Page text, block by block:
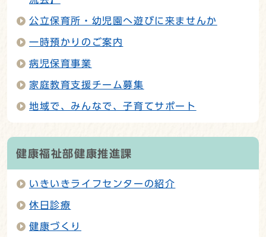
公立保育所・幼児園へ遊びに来ませんか
一時預かりのご案内
病児保育事業
家庭教育支援チーム募集
地域で、みんなで、子育てサポート
健康福祉部健康推進課
いきいきライフセンターの紹介
休日診療
健康づくり